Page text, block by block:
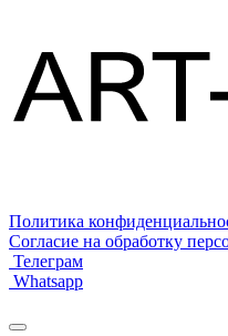
Политика
Согласие на обработку
Телеграм
Whatsapp